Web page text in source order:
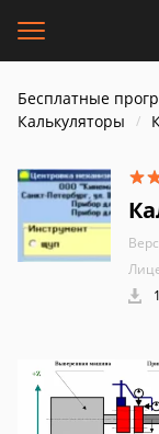
Бесплатные
Калькуляторы